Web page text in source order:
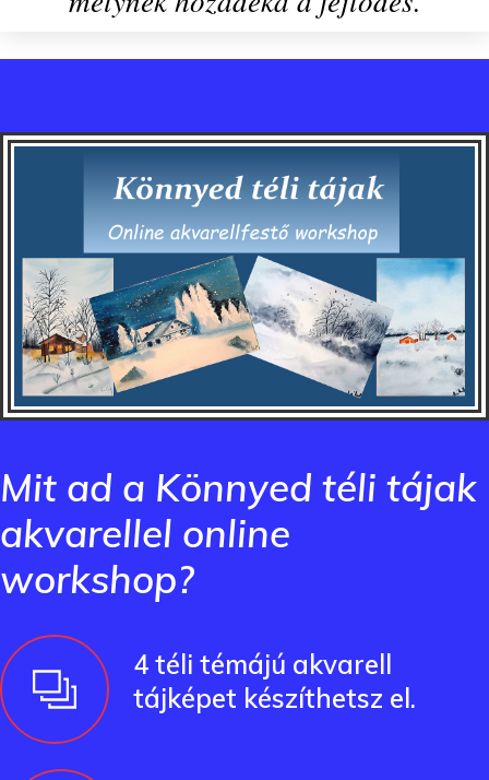
Mit ad a Könnyed téli tájak
akvarellel online
workshop?
4 téli témájú akvarell
tájképet készíthetsz el.